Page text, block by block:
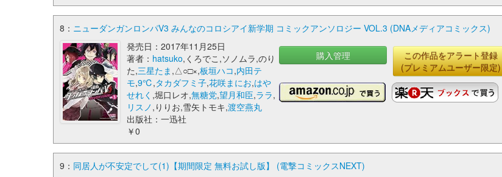
8： ニューダンガンロンパV3 みんなのコロシアイ新学期 コミックアンソロジー VOL.3 (DNAメディアコミックス)
発売日：2017年11月25日
著者： hatsuko,くろでこ,ソノムラ,のり
た,三星たま ,△○□×,板垣ハコ,内田テ
モ,9℃,タカダフミ子,花咲まにお,はや
せれく ,堀口レオ,無糖党,望月和臣,ララ,
リスノ ,りりお,雪矢トモキ,渡空燕丸
出版社：一迅社
￥0
購入管理
この作品をアラート登録
(プレミアムユーザー限定)
9： 同居人が不安定でして(1)【期間限定 無料お試し版】 (電撃コミックスNEXT)